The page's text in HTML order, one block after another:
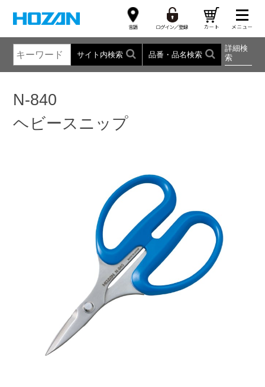
サイト内検索 品番・品名検索
詳細検
索
N-840
ヘビースニップ